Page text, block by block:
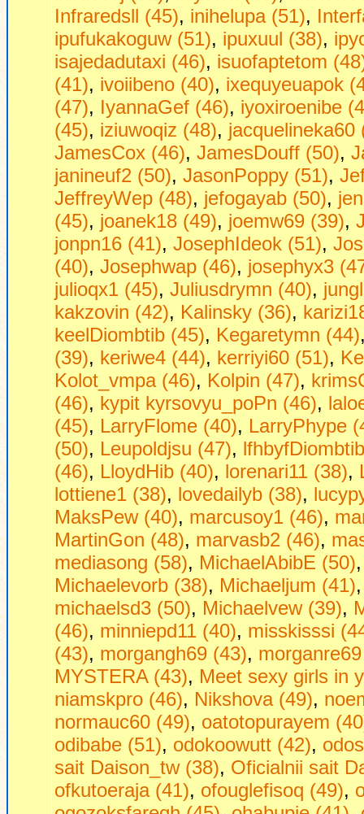
Infraredsll (45), inihelupa (51),
ipufukakoguw (51), ipuxuul (38),
isajedadutaxi (46), isuofaptetom
(41), ivoiibeno (40), ixequyeuapok
(47), IyannaGef (46), iyoxiroenibe
(45), iziuwoqiz (48), jacquelineka60
JamesCox (46), JamesDouff (50),
janineuf2 (50), JasonPoppy (51),
JeffreyWep (48), jefogayab (50),
(45), joanek18 (49), joemw69 (39),
jonpn16 (41), JosephIdeok (51),
(40), Josephwap (46), josephyx3
julioqx1 (45), Juliusdrymn (40),
kakzovin (42), Kalinsky (36),
keelDiombtib (45), Kegaretymn (44)
(39), keriwe4 (44), kerriyi60 (51),
Kolot_vmpa (46), Kolpin (47),
(46), kypit kyrsovyu_poPn (46),
(45), LarryFlome (40), LarryPhype
(50), Leupoldjsu (47),
(46), LloydHib (40), lorenari11 (38),
lottiene1 (38), lovedailyb (38),
MaksPew (40), marcusoy1 (46),
MartinGon (48), marvasb2 (46),
mediasong (58), MichaelAbibE (50)
Michaelevorb (38), Michaeljum (41)
michaelsd3 (50), Michaelvew (39),
(46), minniepd11 (40), misskisssi
(43), morgangh69 (43),
MYSTERA (43), Mееt sеxy girls in
niamskpro (46), Nikshova (49),
normauc60 (49), oatotopurayem
odibabe (51), odokoowutt (42),
sait Daison_tw (38), Oficialnii sait
ofkutoeraja (41), ofouglefisoq (49),